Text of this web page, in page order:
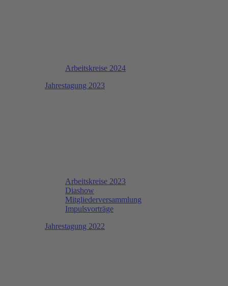
Arbeitskreise 2024
Jahrestagung 2023
Arbeitskreise 2023
Diashow
Mitgliederversammlung
Impulsvorträge
Jahrestagung 2022